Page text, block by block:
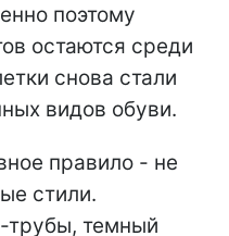
поэтому
остаются среди
снова стали
видов обуви.
правило - не
стили.
трубы, темный